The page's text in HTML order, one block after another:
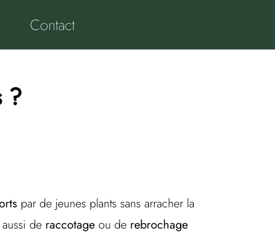
Contact
?
par de jeunes plants sans arracher la
de raccotage ou de rebrochage